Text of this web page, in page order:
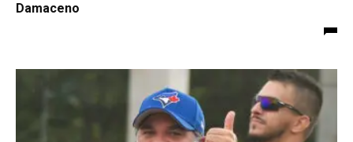
Damaceno